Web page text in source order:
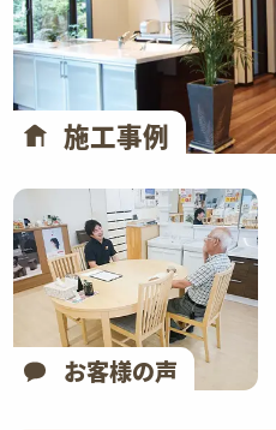
施工事例
お客様の声